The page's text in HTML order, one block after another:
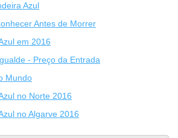
Azul
Antes de Morrer
em 2016
- Preço da Entrada
Mundo
no Norte 2016
no Algarve 2016